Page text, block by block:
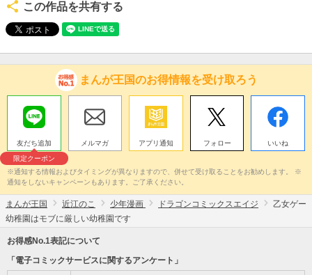
この作品を共有する
まんが王国のお得情報を受け取ろう
友だち追加
限定クーポン
メルマガ アプリ通知 フォロー いいね
※通知する情報およびタイミングが異なりますので、併せて受け取ることをお勧めします。 ※
通知をしないキャンペーンもあります。ご了承ください。
まんが王国 近江のこ 少年漫画 ドラゴンコミックスエイジ
乙女ゲー
幼稚園はモブに厳しい幼稚園です
お得感No.1表記について
「電子コミックサービスに関するアンケート」